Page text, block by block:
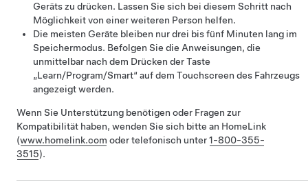
Geräts zu drücken. Lassen Sie sich bei diesem Schritt nach
Möglichkeit von einer weiteren Person helfen.
Die meisten Geräte bleiben nur drei bis fünf Minuten lang im
Speichermodus. Befolgen Sie die Anweisungen, die
unmittelbar nach dem Drücken der Taste
„Learn/Program/Smart“ auf dem Touchscreen des Fahrzeugs
angezeigt werden.
Wenn Sie Unterstützung benötigen oder Fragen zur
Kompatibilität haben, wenden Sie sich bitte an HomeLink
(www.homelink.com oder telefonisch unter1-800-355-
3515).